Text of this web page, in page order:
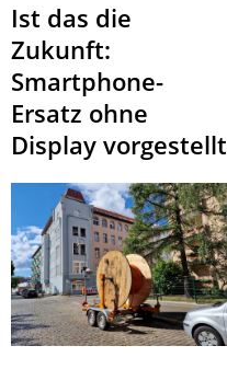
Ist das die
Zukunft:
Smartphone-
Ersatz ohne
Display vorgestellt